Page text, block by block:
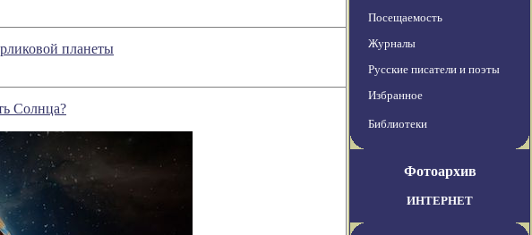
планеты
Солнца?
Посещаемость
Журналы
Русские писатели и поэты
Избранное
Библиотеки
Фотоархив
ИНТЕРНЕТ